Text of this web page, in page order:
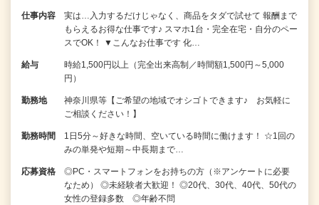
仕事内容
実は…入力するだけじゃなく、商品をタダで試せて 報酬まで
もらえるお得な仕事です♪ スマホ1台・完全在宅・自分のペー
スでOK！ ▼こんなお仕事です 化…
給与
時給1,500円以上（完全出来高制／時間額1,500円～5,000
円）
勤務地
神奈川県等【ご希望の地域でオシゴトできます♪ お気軽に
ご相談ください！】
勤務時間
1日5分～好きな時間、空いている時間に働けます！ ☆1回の
みの単発や短期～中長期まで…
応募資格
◎PC・スマートフォンをお持ちの方（※アンケートに必要
なため） ◎未経験者大歓迎！ ◎20代、30代、40代、50代の
女性の登録多数 ◎年齢不問